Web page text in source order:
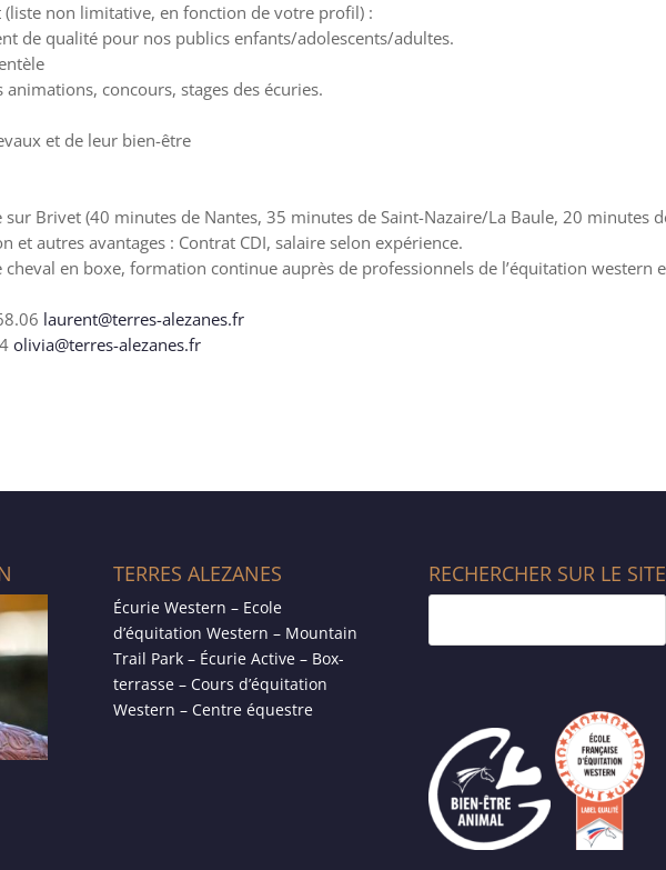
(liste non limitative, en fonction de votre profil) :
de qualité pour nos publics enfants/adolescents/adultes.
concours, stages des écuries.
et de leur bien-être
sur Brivet (40 minutes de Nantes, 35 minutes de Saint-Nazaire/La Baule, 20 minutes
et autres avantages : Contrat CDI, salaire selon expérience.
cheval en boxe, formation continue auprès de professionnels de l’équitation
laurent@terres-alezanes.fr
olivia@terres-alezanes.fr
TERRES ALEZANES
Écurie Western – Ecole
d’équitation Western – Mountain
Trail Park – Écurie Active – Box-
terrasse – Cours d’équitation
Western – Centre équestre
RECHERCHER SUR LE SITE